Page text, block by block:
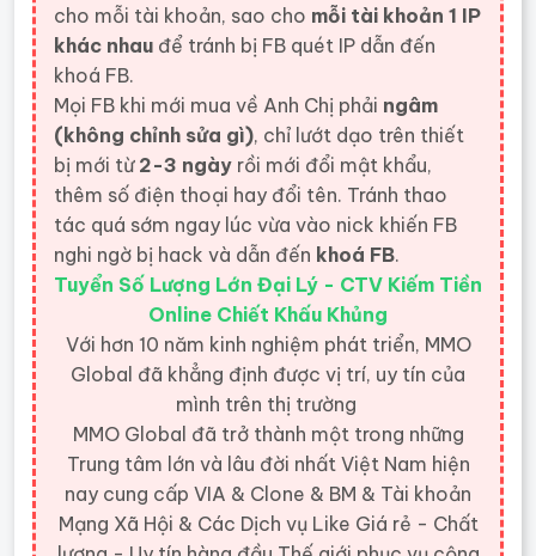
cho mỗi tài khoản, sao cho mỗi tài khoản 1 IP
khác nhau để tránh bị FB quét IP dẫn đến
khoá FB.
Mọi FB khi mới mua về Anh Chị phải ngâm
(không chỉnh sửa gì), chỉ lướt dạo trên thiết
bị mới từ 2-3 ngày rồi mới đổi mật khẩu,
thêm số điện thoại hay đổi tên. Tránh thao
tác quá sớm ngay lúc vừa vào nick khiến FB
nghi ngờ bị hack và dẫn đến khoá FB.
Tuyển Số Lượng Lớn Đại Lý - CTV Kiếm Tiền
Online Chiết Khấu Khủng
Với hơn 10 năm kinh nghiệm phát triển, MMO
Global đã khẳng định được vị trí, uy tín của
mình trên thị trường
MMO Global đã trở thành một trong những
Trung tâm lớn và lâu đời nhất Việt Nam hiện
nay cung cấp VIA & Clone & BM & Tài khoản
Mạng Xã Hội & Các Dịch vụ Like Giá rẻ - Chất